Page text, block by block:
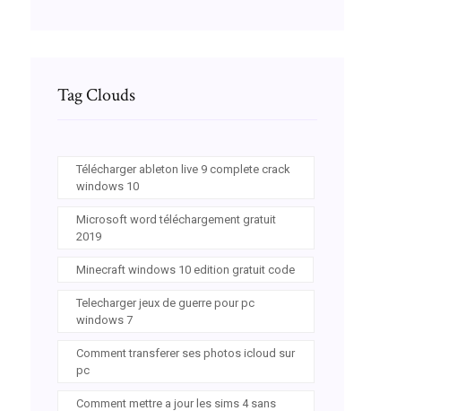
Tag Clouds
Télécharger ableton live 9 complete crack
windows 10
Microsoft word téléchargement gratuit
2019
Minecraft windows 10 edition gratuit code
Telecharger jeux de guerre pour pc
windows 7
Comment transferer ses photos icloud sur
pc
Comment mettre a jour les sims 4 sans